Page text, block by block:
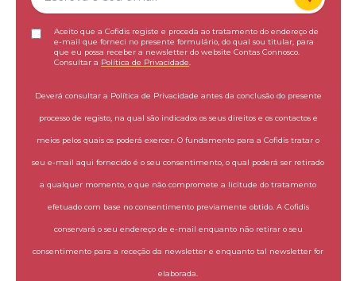
Aceito que a Cofidis registe e proceda ao tratamento do endereço de
e-mail que forneci no presente formulário, do qual sou titular, para
que eu possa receber a newsletter do website Contas Connosco.
Consultar a Política de Privacidade
Deverá consultar a Política de Privacidade antes da conclusão do presente
processo de registo, na qual são indicados os seus direitos e os contactos e
meios pelos quais os poderá exercer. O fundamento para a Cofidis tratar o
seu e-mail aqui fornecido é o seu consentimento, o qual poderá ser retirado
a qualquer momento, o que não compromete a licitude do tratamento
efetuado com base no consentimento previamente obtido. A Cofidis
conservará o seu endereço de e-mail enquanto não retirar o seu
consentimento para a receção da newsletter e enquanto tal newsletter for
elaborada.